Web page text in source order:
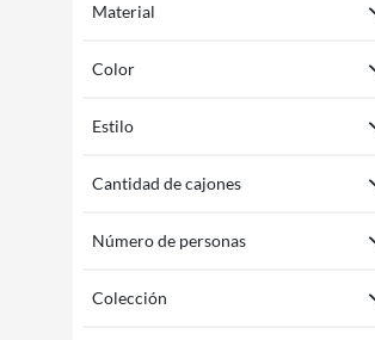
Material
Color
Estilo
Cantidad de cajones
Número de personas
Colección